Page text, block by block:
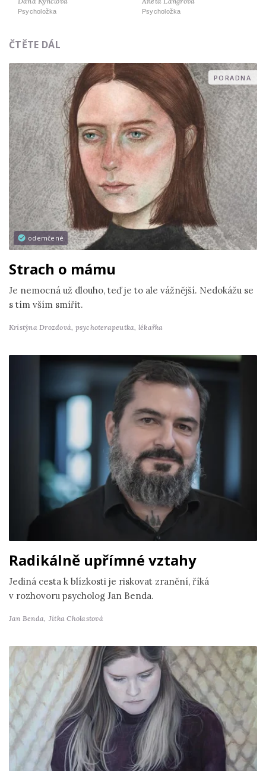
Psycholožka Psycholožka
ČTĚTE DÁL
odemčené
PORADNA
Strach o mámu
Je nemocná už dlouho, teď je to ale vážnější. Nedokážu se
s tím vším smířit.
Kristýna Drozdová, psychoterapeutka, lékařka
Radikálně upřímné vztahy
Jediná cesta k blízkosti je riskovat zranění, říká
v rozhovoru psycholog Jan Benda.
Jan Benda, Jitka Cholastová